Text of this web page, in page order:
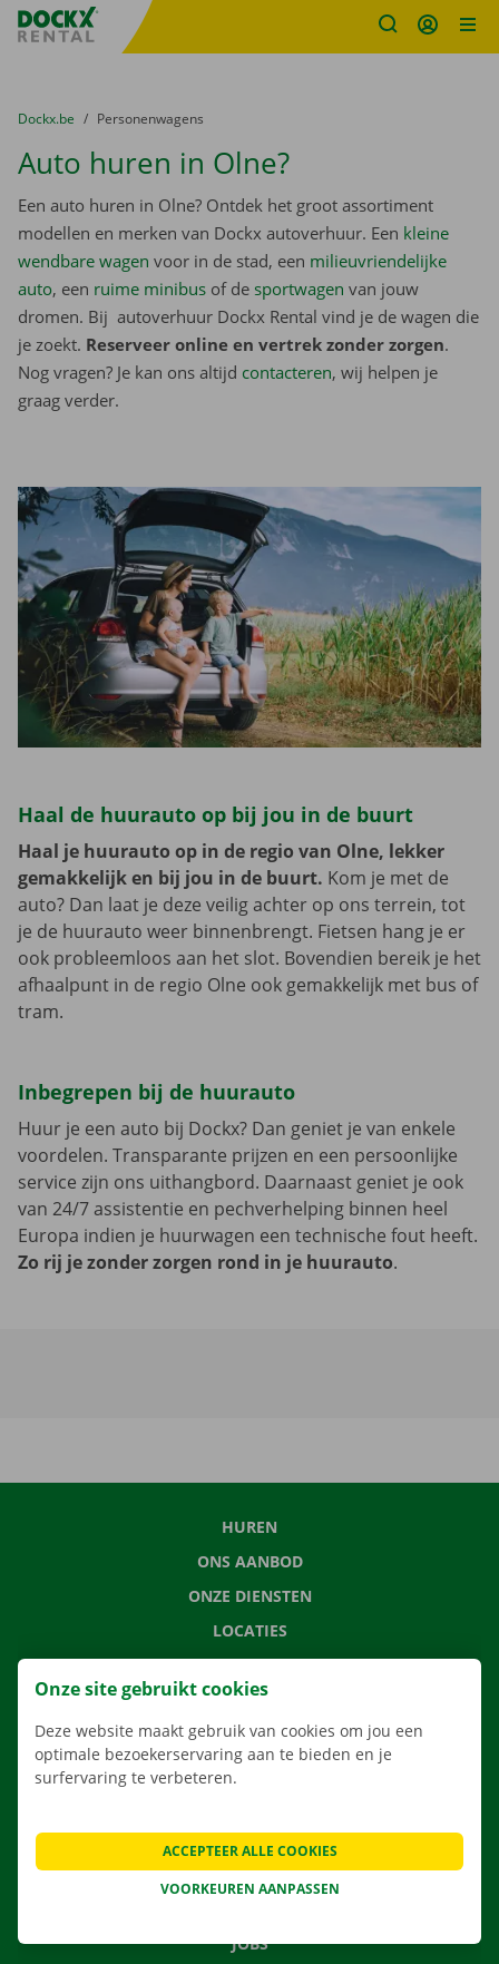
Fratello DEMO
U bevindt zich hier:
van
Dockx.be naar
Personenwagens
Auto huren in Olne?
Een auto huren in Olne? Ontdek het groot assortiment
modellen en merken van Dockx autoverhuur. Een kleine
wendbare wagen voor in de stad, een milieuvriendelijke
auto, een ruime minibus of de sportwagen van jouw
dromen. Bij autoverhuur Dockx Rental vind je de wagen die
je zoekt. Reserveer online en vertrek zonder zorgen.
Nog vragen? Je kan ons altijd contacteren, wij helpen je
graag verder.
Haal de huurauto op bij jou in de buurt
Haal je huurauto op in de regio van Olne, lekker
gemakkelijk en bij jou in de buurt. Kom je met de
auto? Dan laat je deze veilig achter op ons terrein, tot
je de huurauto weer binnenbrengt. Fietsen hang je er
ook probleemloos aan het slot. Bovendien bereik je het
afhaalpunt in de regio Olne ook gemakkelijk met bus of
tram.
Inbegrepen bij de huurauto
Huur je een auto bij Dockx? Dan geniet je van enkele
voordelen. Transparante prijzen en een persoonlijke
service zijn ons uithangbord. Daarnaast geniet je ook
van 24/7 assistentie en pechverhelping binnen heel
Europa indien je huurwagen een technische fout heeft.
Zo rij je zonder zorgen rond in je huurauto.
HUREN
ONS AANBOD
ONZE DIENSTEN
LOCATIES
APP
VERHUISOPLOSSINGEN
VEELGESTELDE VRAGEN
NIEUWS
JOBS
Onze site gebruikt cookies
Deze website maakt gebruik van cookies om jou een
optimale bezoekerservaring aan te bieden en je
surfervaring te verbeteren.
VOORKEUREN AANPASSEN
ACCEPTEER ALLE COOKIES